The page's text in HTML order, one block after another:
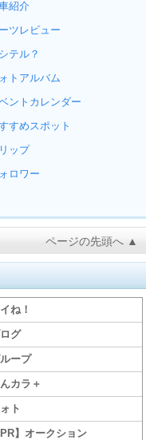
紹介
ツレビュー
テル？
トアルバム
ントカレンダー
すめスポット
ップ
ロワー
ページの先頭へ ▲
ね！
グ
ープ
カラ＋
ト
PR】オークション